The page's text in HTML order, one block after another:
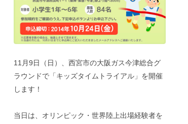
11月9日（日）、西宮市の大阪ガス今津総合グ
ラウンドで「キッズタイムトライアル」を開催
します！
当日は、オリンピック・世界陸上出場経験者を